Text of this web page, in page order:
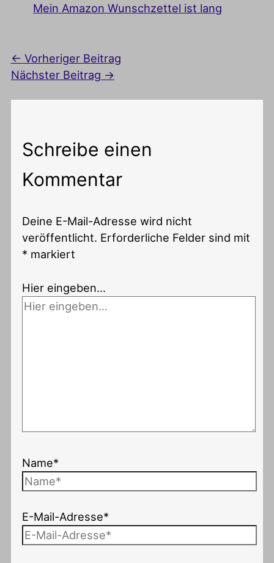
Mein Amazon Wunschzettel ist lang
← Vorheriger Beitrag
Nächster Beitrag →
Schreibe einen
Kommentar
Deine E-Mail-Adresse wird nicht
veröffentlicht. Erforderliche Felder sind mit
* markiert
Hier eingeben…
Name*
E-Mail-Adresse*